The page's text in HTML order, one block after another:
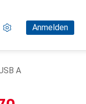
Einstellungen
KundenkontoAnmelden
Vergleichslisten
Merklisten
Warenkorb
A